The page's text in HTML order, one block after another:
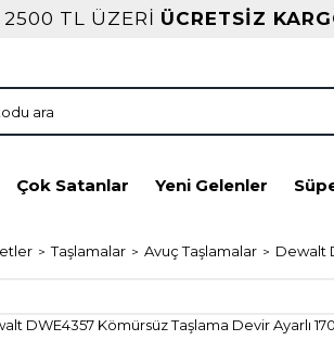
2500 TL ÜZERİ ÜCRETSİZ
Çok Satanlar Yeni Gelenler
Taşlamalar Avuç Taşlamalar Dewalt